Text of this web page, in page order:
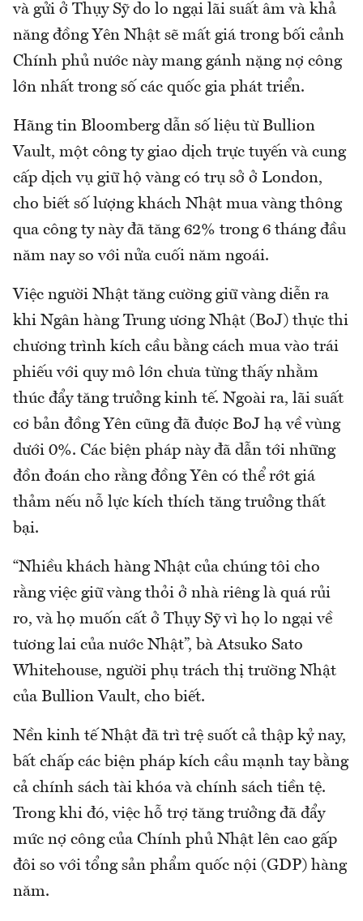
và gửi ở Thụy Sỹ do lo ngại lãi suất âm và khả
năng đồng Yên Nhật sẽ mất giá trong bối cảnh
Chính phủ nước này mang gánh nặng nợ công
lớn nhất trong số các quốc gia phát triển.
Hãng tin Bloomberg dẫn số liệu từ Bullion
Vault, một công ty giao dịch trực tuyến và cung
cấp dịch vụ giữ hộ vàng có trụ sở ở London,
cho biết số lượng khách Nhật mua vàng thông
qua công ty này đã tăng 62% trong 6 tháng đầu
năm nay so với nửa cuối năm ngoái.
Việc người Nhật tăng cường giữ vàng diễn ra
khi Ngân hàng Trung ương Nhật (BoJ) thực thi
chương trình kích cầu bằng cách mua vào trái
phiếu với quy mô lớn chưa từng thấy nhằm
thúc đẩy tăng trưởng kinh tế. Ngoài ra, lãi suất
cơ bản đồng Yên cũng đã được BoJ hạ về vùng
dưới 0%. Các biện pháp này đã dẫn tới những
đồn đoán cho rằng đồng Yên có thể rớt giá
thảm nếu nỗ lực kích thích tăng trưởng thất
bại.
“Nhiều khách hàng Nhật của chúng tôi cho
rằng việc giữ vàng thỏi ở nhà riêng là quá rủi
ro, và họ muốn cất ở Thụy Sỹ vì họ lo ngại về
tương lai của nước Nhật”, bà Atsuko Sato
Whitehouse, người phụ trách thị trường Nhật
của Bullion Vault, cho biết.
Nền kinh tế Nhật đã trì trệ suốt cả thập kỷ nay,
bất chấp các biện pháp kích cầu mạnh tay bằng
cả chính sách tài khóa và chính sách tiền tệ.
Trong khi đó, việc hỗ trợ tăng trưởng đã đẩy
mức nợ công của Chính phủ Nhật lên cao gấp
đôi so với tổng sản phẩm quốc nội (GDP) hàng
năm.